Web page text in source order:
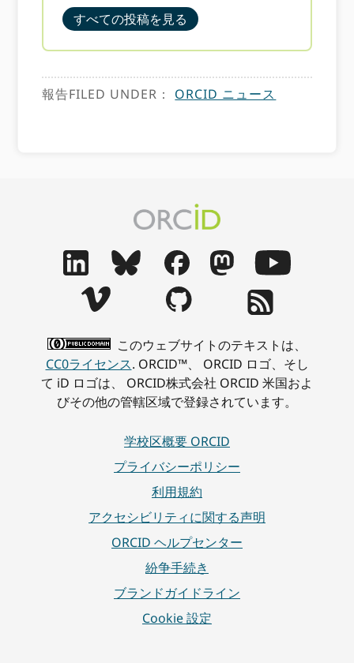
すべての投稿を見る
報告FILED UNDER： ORCID ニュース
このウェブサイトのテキストは、
CC0ライセンス. ORCID™、 ORCID ロゴ、そし
て iD ロゴは、 ORCID株式会社 ORCID 米国およ
びその他の管轄区域で登録されています。
学校区概要 ORCID
プライバシーポリシー
利用規約
アクセシビリティに関する声明
ORCID ヘルプセンター
紛争手続き
ブランドガイドライン
Cookie 設定